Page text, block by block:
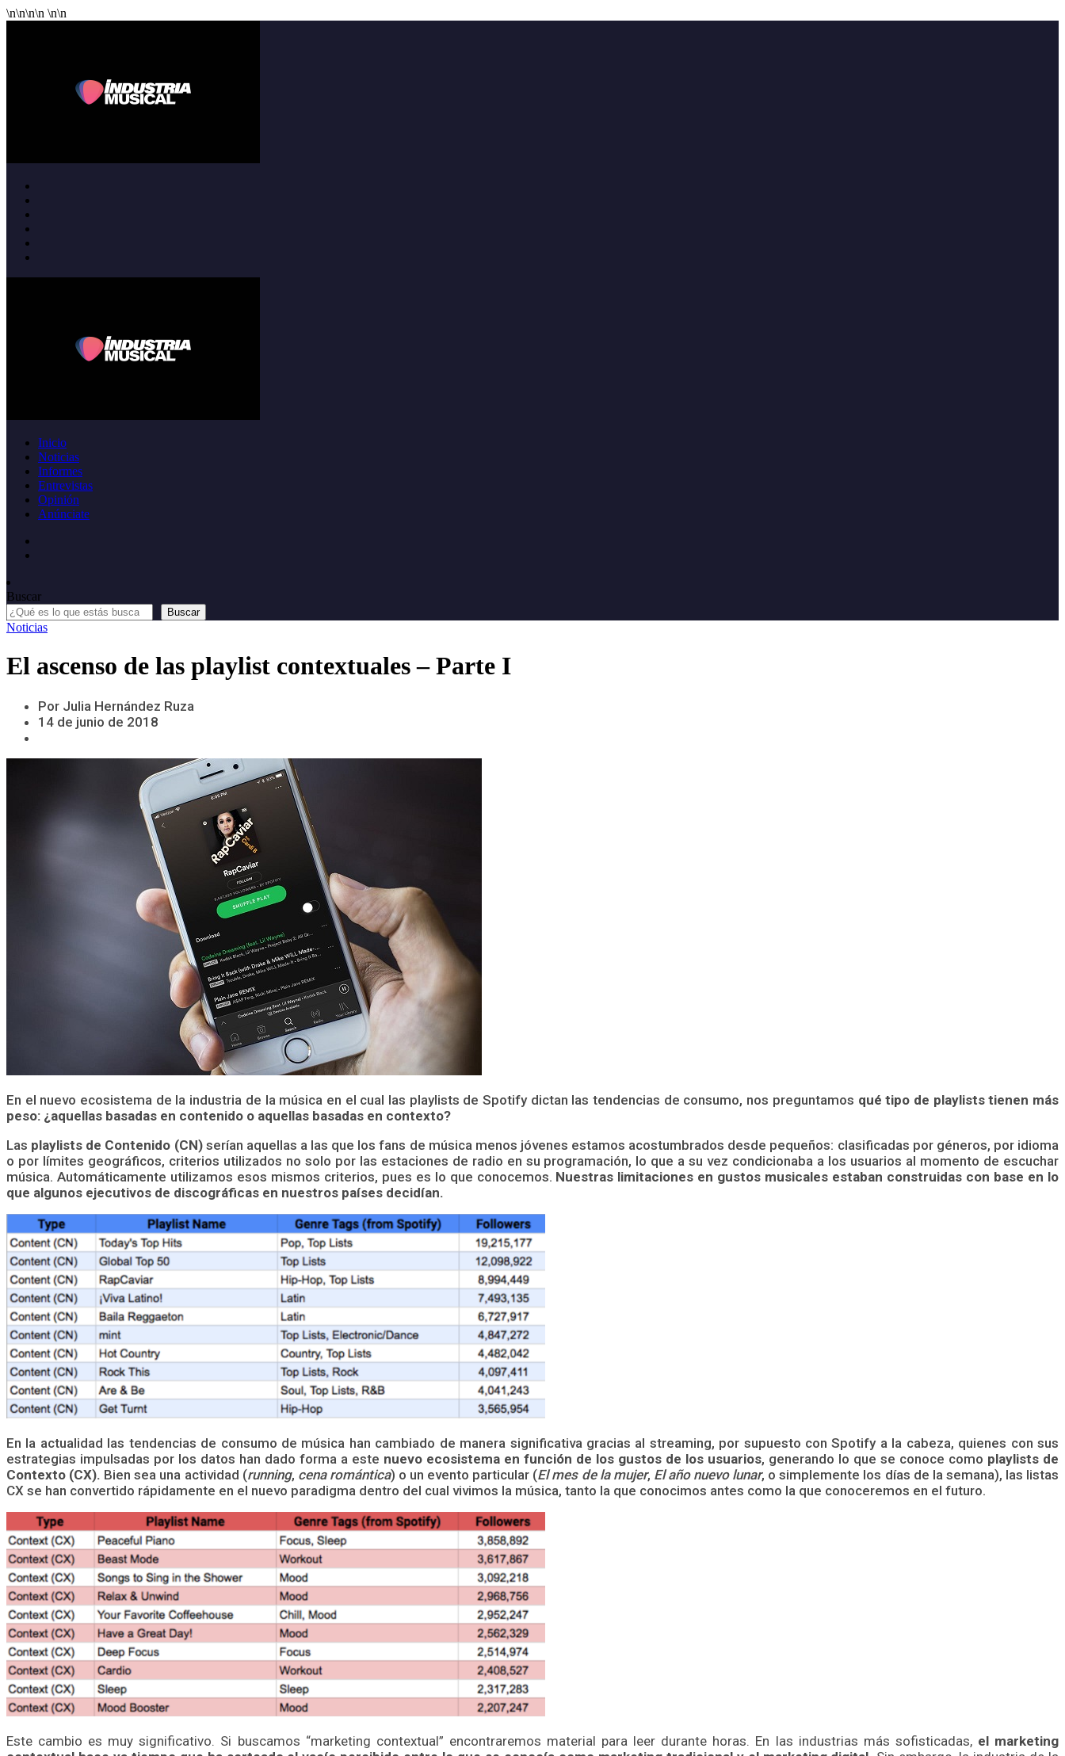
\n\n\n\n \n\n
Inicio
Noticias
Informes
Entrevistas
Opinión
Anúnciate
Buscar
Buscar
Noticias
El ascenso de las playlist contextuales – Parte I
Por Julia Hernández Ruza
14 de junio de 2018
En el nuevo ecosistema de la industria de la música en el cual las playlists de Spotify dictan las tendencias de consumo, nos preguntamos qué tipo de playlists tienen más
peso: ¿aquellas basadas en contenido o aquellas basadas en contexto?
Las playlists de Contenido (CN)serían aquellas a las que los fans de música menos jóvenes estamos acostumbrados desde pequeños: clasificadas por géneros, por idioma
o por límites geográficos, criterios utilizados no solo por las estaciones de radio en su programación, lo que a su vez condicionaba a los usuarios al momento de escuchar
música. Automáticamente utilizamos esos mismos criterios, pues es lo que conocemos. Nuestras limitaciones en gustos musicales estaban construidas con base en lo
que algunos ejecutivos de discográficas en nuestros países decidían.
En la actualidad las tendencias de consumo de música han cambiado de manera significativa gracias al streaming, por supuesto con Spotify a la cabeza, quienes con sus
estrategias impulsadas por los datos han dado forma a este nuevo ecosistema en función de los gustos de los usuarios, generando lo que se conoce como playlists de
Contexto (CX). Bien sea una actividad (running, cena romántica) o un evento particular (El mes de la mujer, El año nuevo lunar, o simplemente los días de la semana), las listas
CX se han convertido rápidamente en el nuevo paradigma dentro del cual vivimos la música, tanto la que conocimos antes como la que conoceremos en el futuro.
Este cambio es muy significativo. Si buscamos “marketing contextual” encontraremos material para leer durante horas. En las industrias más sofisticadas, el marketing